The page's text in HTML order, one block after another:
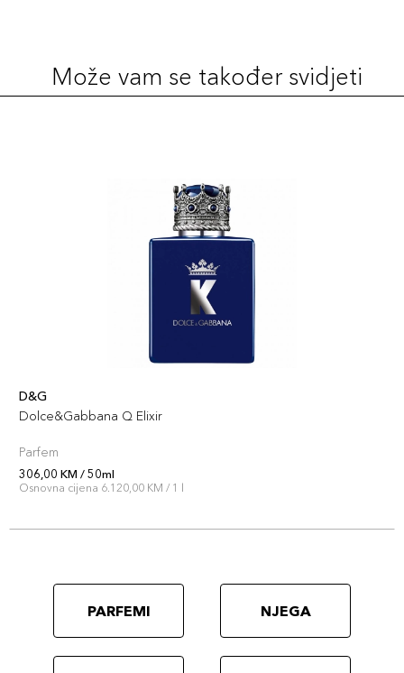
Može vam se također svidjeti
D&G
Dolce&Gabbana Q Elixir
Parfem
306,00 KM / 50ml
Osnovna cijena 6.120,00 KM / 1 l
PARFEMI NJEGA